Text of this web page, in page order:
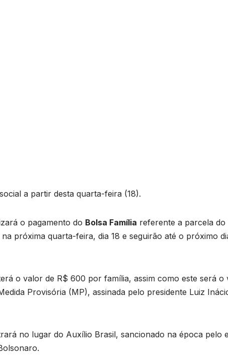
a partir desta quarta-feira (18).
o pagamento do Bolsa Família referente a parcela do
próxima quarta-feira, dia 18 e seguirão até o próximo
o valor de R$ 600 por família, assim como este será o
Provisória (MP), assinada pelo presidente Luiz
no lugar do Auxílio Brasil, sancionado na época pelo